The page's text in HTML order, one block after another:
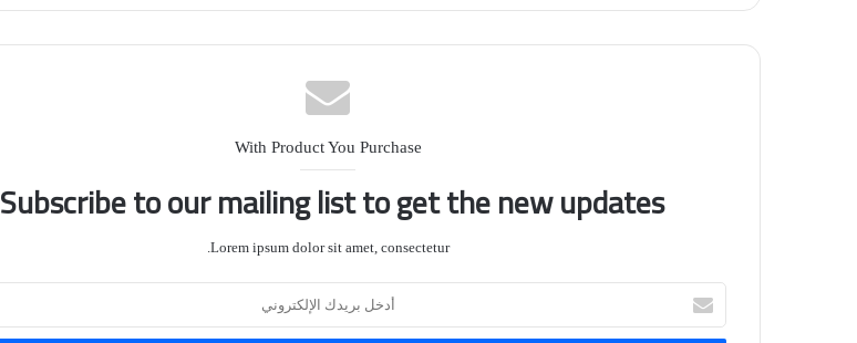
With Product You Purchase
Subscribe to our mailing list to get the new updates!
Lorem ipsum dolor sit amet, consectetur.
بريدك
الإلكتروني